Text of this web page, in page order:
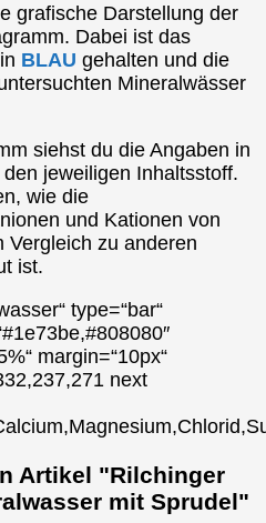
grafische Darstellung der
Dabei ist das
in BLAU gehalten und die
Mineralwässer
siehst du die Angaben in
jeweiligen Inhaltsstoff.
wie die
und Kationen von
Vergleich zu anderen
ist.
type=“bar“
margin=“10px“
next
Artikel "Rilchinger
mit Sprudel"